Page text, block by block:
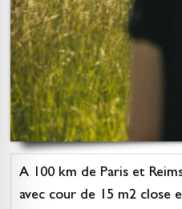
A 100 km de Paris et
avec cour de 15 m2 close